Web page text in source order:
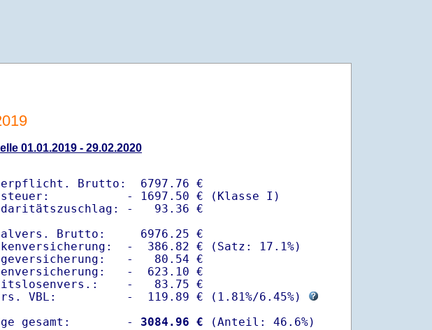
01.01.2019 - 29.02.2020
Brutto:  6797.76 €
- 1697.50 € (Klasse I)
-   93.36 €
Brutto:     6976.25 €
-  386.82 € (Satz: 17.1%)
-   80.54 €
-  623.10 €
-   83.75 €
VBL:          -  119.89 € ( 1.81%/6.45%)
gesamt:        -
3084.96 €